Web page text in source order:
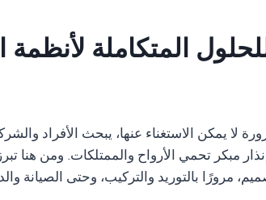
ضرورة لا يمكن الاستغناء عنها، يبحث الأفراد
مبكر تحمي الأرواح والممتلكات. ومن هنا
مرورًا بالتوريد والتركيب، وحتى الصيانة